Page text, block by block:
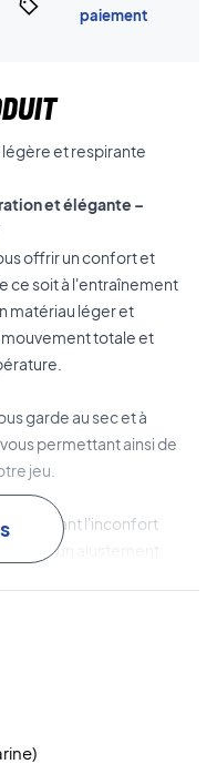
paiement
légère et respirante
et élégante –
offrir un confort et
ce soit à l'entraînement
matériau léger et
mouvement totale et
garde au sec et à
permettant ainsi de
jeu.
réduisant l'inconfort
un ajustement
!